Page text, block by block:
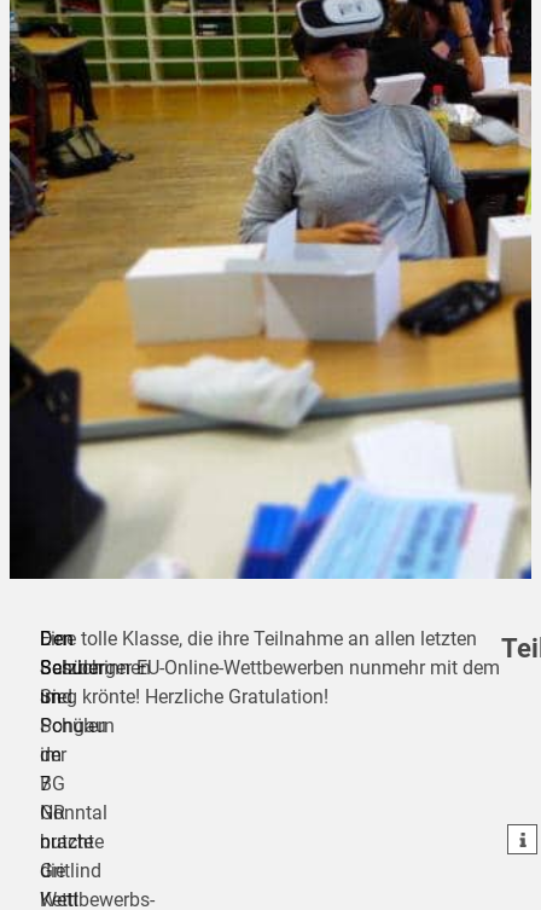
Den
Schülerinnen
und
Schülern
der
7
GR
brachte
die
Wettbewerbs-
Den
Besuch
im
Pongau
im
BG
Nonntal
nutzte
Gritlind
Kettl
Eine tolle Klasse, die ihre Teilnahme an allen letzten
Salzburger EU-Online-Wettbewerben nunmehr mit dem
Sieg krönte! Herzliche Gratulation!
teilen